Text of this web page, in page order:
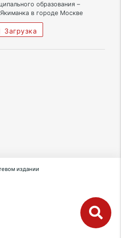
образования –
в городе Москве
Загрузка
издании